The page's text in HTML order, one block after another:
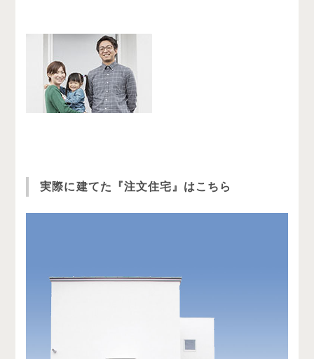
実際に建てた『注文住宅』はこちら